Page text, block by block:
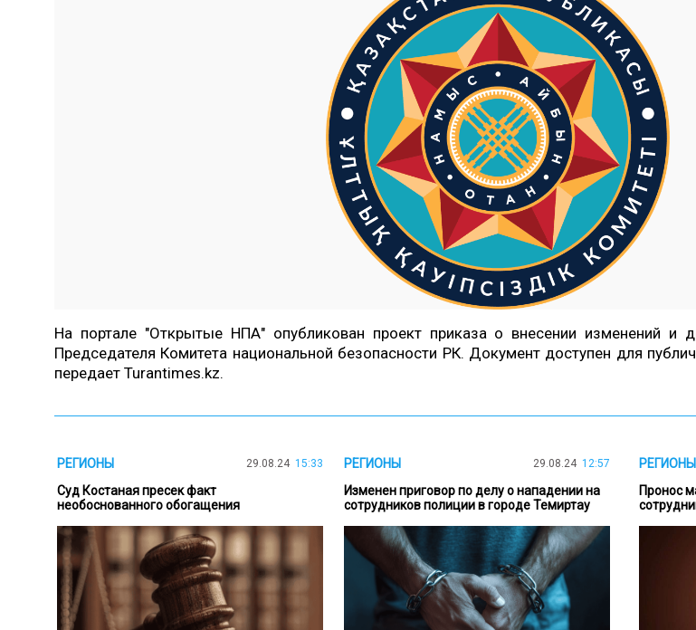
На портале "Открытые НПА" опубликован проект приказа о внесении изменений и
Председателя Комитета национальной безопасности РК. Документ доступен для
передает Turantimes.kz.
РЕГИОНЫ 29.08.24 15:33
Суд Костаная пресек факт
необоснованного обогащения
РЕГИОНЫ 29.08.24 12:57
Изменен приговор по делу о нападении на
сотрудников полиции в городе Темиртау
РЕГИОНЫ
Пронос